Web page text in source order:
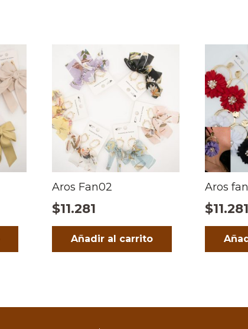
Aros Fan02
$11.281
Añadir al carrito
Aros
$